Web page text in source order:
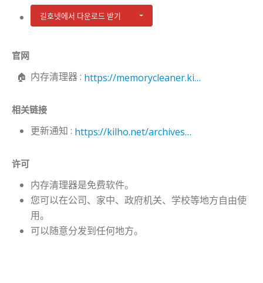
길호넷에서 다운로드 받기
官网
内存清理器 : https://memorycleaner.kilho.net
相关链接
更新通知 : https://kilho.net/archives/notice/2940
许可
内存清理器是免费软件。
您可以在公司、家中、政府机关、学校等地方自由使
用。
可以随意分发到任何地方。